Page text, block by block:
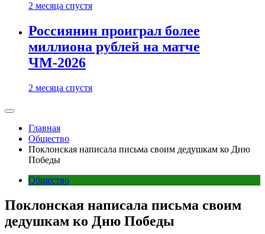
2 месяца спустя
Россиянин проиграл более
миллиона рублей на матче
ЧМ-2026
2 месяца спустя
Главная
Общество
Поклонская написала письма своим дедушкам ко Дню
Победы
Общество
Поклонская написала письма своим
дедушкам ко Дню Победы